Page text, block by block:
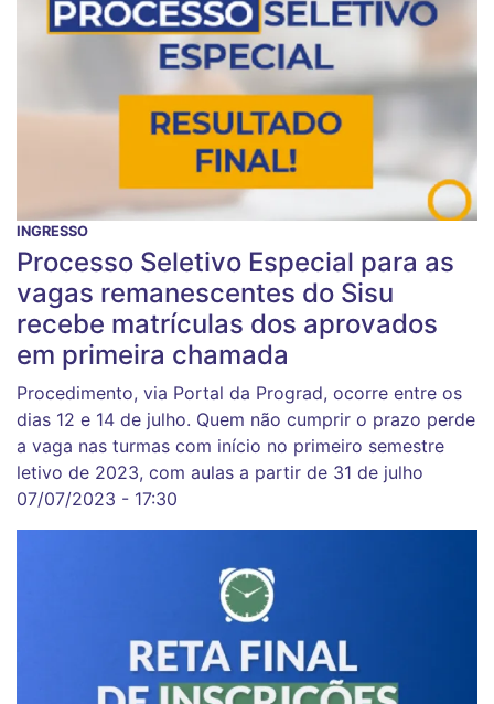
INGRESSO
Processo Seletivo Especial para as
vagas remanescentes do Sisu
recebe matrículas dos aprovados
em primeira chamada
Procedimento, via Portal da Prograd, ocorre entre os
dias 12 e 14 de julho. Quem não cumprir o prazo perde
a vaga nas turmas com início no primeiro semestre
letivo de 2023, com aulas a partir de 31 de julho
07/07/2023 - 17:30